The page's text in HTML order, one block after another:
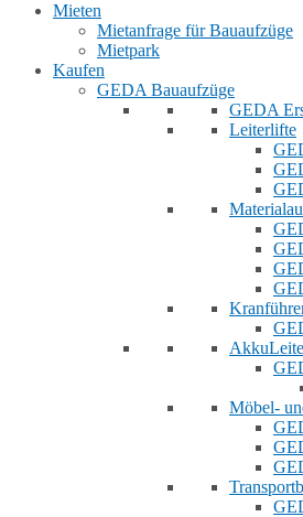
Mieten
Mietanfrage für Bauaufzüge
Mietpark
Kaufen
GEDA Bauaufzüge
GEDA
Leiterlifte
Möbel-